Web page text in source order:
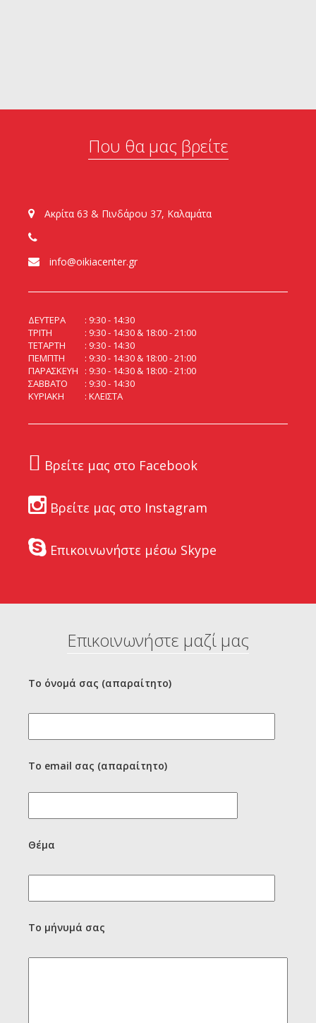
Που θα μας βρείτε
Ακρίτα 63 & Πινδάρου 37, Καλαμάτα
info@oikiacenter.gr
ΔΕΥΤΕΡΑ
9:30 - 14:30
ΤΡΙΤΗ
9:30 - 14:30 & 18:00 - 21:00
ΤΕΤΑΡΤΗ
9:30 - 14:30
ΠΕΜΠΤΗ
9:30 - 14:30 & 18:00 - 21:00
ΠΑΡΑΣΚΕΥΗ
9:30 - 14:30 & 18:00 - 21:00
ΣΑΒΒΑΤΟ
9:30 - 14:30
ΚΥΡΙΑΚΗ
ΚΛΕΙΣΤΑ
Βρείτε μας στο Facebook
Βρείτε μας στο Instagram
Επικοινωνήστε μέσω Skype
Επικοινωνήστε μαζί μας
Το όνομά σας (απαραίτητο)
Το email σας (απαραίτητο)
Θέμα
Το μήνυμά σας